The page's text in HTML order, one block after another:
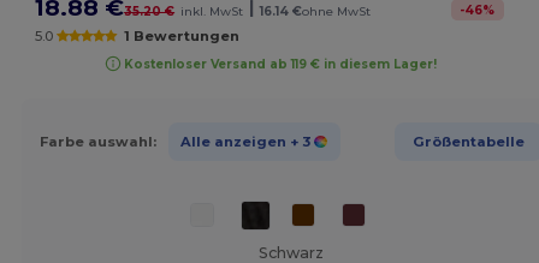
18.88 €35.20 € inkl. MwSt | 16.14 €ohne MwSt -46%
5.0 1 Bewertungen
Kostenloser Versand ab 119 € in diesem Lager!
Farbe auswahl: Alle anzeigen + 3 Größentabelle
Schwarz